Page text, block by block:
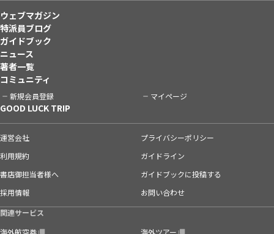
ウェブマガジン
特派員ブログ
ガイドブック
ニュース
著者一覧
コミュニティ
新規会員登録 マイページ
GOOD LUCK TRIP
運営会社
プライバシーポリシー
利用規約
ガイドライン
書店御担当者様へ
ガイドブックに投稿する
採用情報
お問い合わせ
関連サービス
海外航空券
海外ツアー